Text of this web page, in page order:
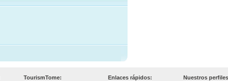
TourismTome: Enlaces rápidos:
Nuestros